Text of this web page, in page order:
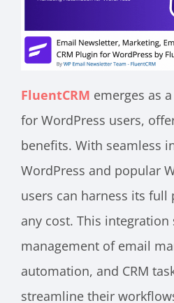
FluentCRM emerges as
for WordPress users,
benefits. With seamless
WordPress and popular
users can harness its
any cost. This
management of email
automation, and CRM
streamline their